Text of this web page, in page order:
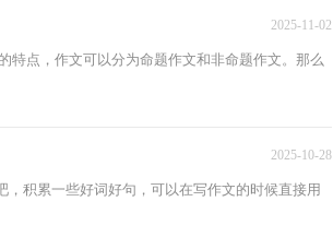
2025-11-02
点，作文可以分为命题作文和非命题作文。那么
2025-10-28
积累一些好词好句，可以在写作文的时候直接用